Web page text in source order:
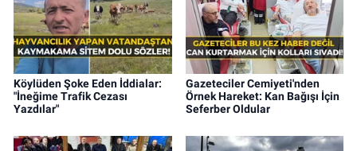
Köylüden Şoke Eden İddialar:
"İneğime Trafik Cezası
Yazdılar"
Gazeteciler Cemiyeti'nden
Örnek Hareket: Kan Bağışı İçin
Seferber Oldular